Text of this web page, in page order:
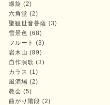
螺旋 (2)
六角堂 (2)
聖観世音菩薩 (3)
雪景色 (68)
フルート (3)
岩木山 (89)
自作演歌 (3)
カラス (1)
風酒場 (2)
教会 (5)
曲がり階段 (2)